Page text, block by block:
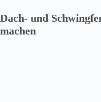
Dach- und
machen